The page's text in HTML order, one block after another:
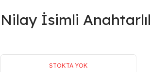
Nilay İsimli
STOKTA YOK